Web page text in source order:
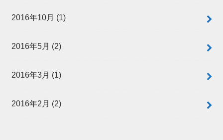
2016年10月 (1)
2016年5月 (2)
2016年3月 (1)
2016年2月 (2)